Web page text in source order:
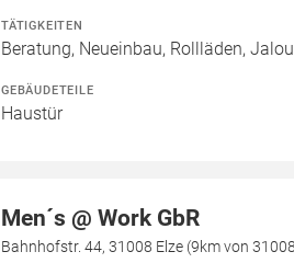
TÄTIGKEITEN
Beratung, Neueinbau, Rollläden,
GEBÄUDETEILE
Haustür
Men´s @ Work GbR
Bahnhofstr. 44, 31008 Elze (9km von